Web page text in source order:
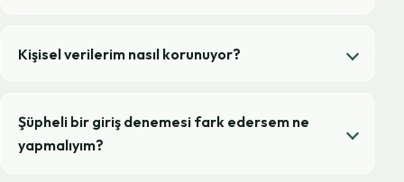
Kişisel verilerim nasıl korunuyor?
Şüpheli bir giriş denemesi fark edersem ne
yapmalıyım?